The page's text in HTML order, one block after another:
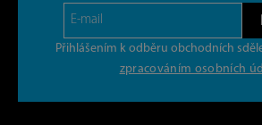
Přihlášením k odběru obchodních
zpracováním osobních